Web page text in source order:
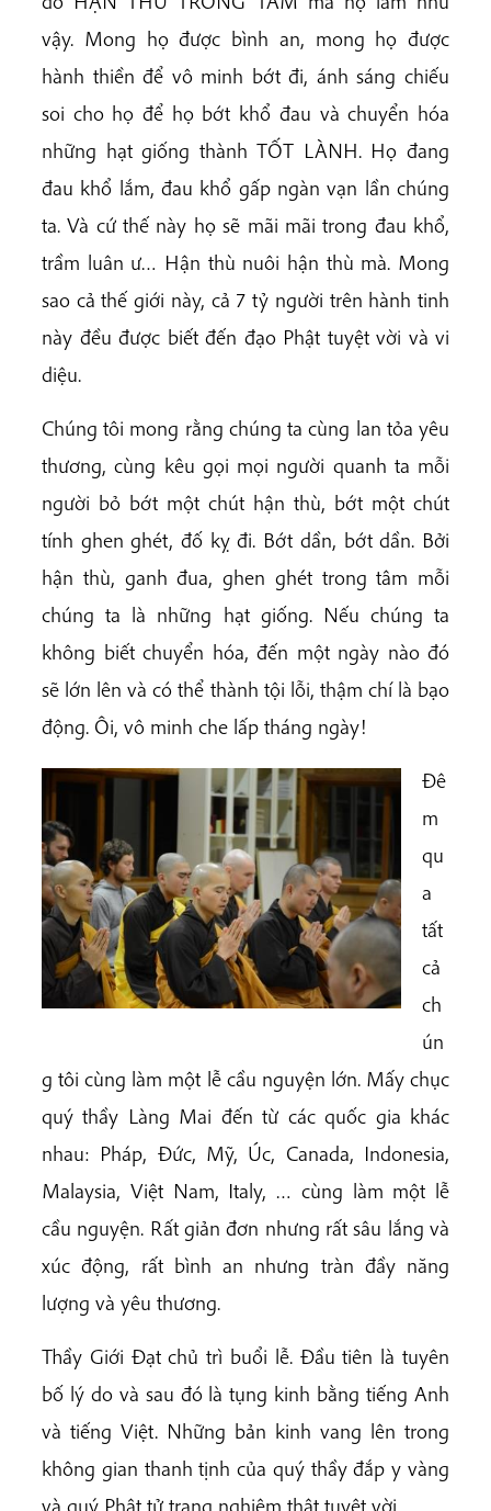
vậy. Mong họ được bình an, mong họ được
hành thiền để vô minh bớt đi, ánh sáng chiếu
soi cho họ để họ bớt khổ đau và chuyển hóa
những hạt giống thành TỐT LÀNH. Họ đang
đau khổ lắm, đau khổ gấp ngàn vạn lần chúng
ta. Và cứ thế này họ sẽ mãi mãi trong đau khổ,
trầm luân ư… Hận thù nuôi hận thù mà. Mong
sao cả thế giới này, cả 7 tỷ người trên hành tinh
này đều được biết đến đạo Phật tuyệt vời và vi
diệu.
Chúng tôi mong rằng chúng ta cùng lan tỏa yêu
thương, cùng kêu gọi mọi người quanh ta mỗi
người bỏ bớt một chút hận thù, bớt một chút
tính ghen ghét, đố kỵ đi. Bớt dần, bớt dần. Bởi
hận thù, ganh đua, ghen ghét trong tâm mỗi
chúng ta là những hạt giống. Nếu chúng ta
không biết chuyển hóa, đến một ngày nào đó
sẽ lớn lên và có thể thành tội lỗi, thậm chí là bạo
động. Ôi, vô minh che lấp tháng ngày!
Đê
m
qu
a
tất
cả
ch
ún
g tôi cùng làm một lễ cầu nguyện lớn. Mấy chục
quý thầy Làng Mai đến từ các quốc gia khác
nhau: Pháp, Đức, Mỹ, Úc, Canada, Indonesia,
Malaysia, Việt Nam, Italy, … cùng làm một lễ
cầu nguyện. Rất giản đơn nhưng rất sâu lắng và
xúc động, rất bình an nhưng tràn đầy năng
lượng và yêu thương.
Thầy Giới Đạt chủ trì buổi lễ. Đầu tiên là tuyên
bố lý do và sau đó là tụng kinh bằng tiếng Anh
và tiếng Việt. Những bản kinh vang lên trong
không gian thanh tịnh của quý thầy đắp y vàng